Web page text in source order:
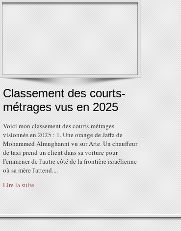
Classement des courts-
métrages vus en 2025
Voici mon classement des courts-métrages
visionnés en 2025 : 1. Une orange de Jaffa de
Mohammed Almughanni vu sur Arte. Un chauffeur
de taxi prend un client dans sa voiture pour
l'emmener de l'autre côté de la frontière israélienne
où sa mère l'attend....
Lire la suite